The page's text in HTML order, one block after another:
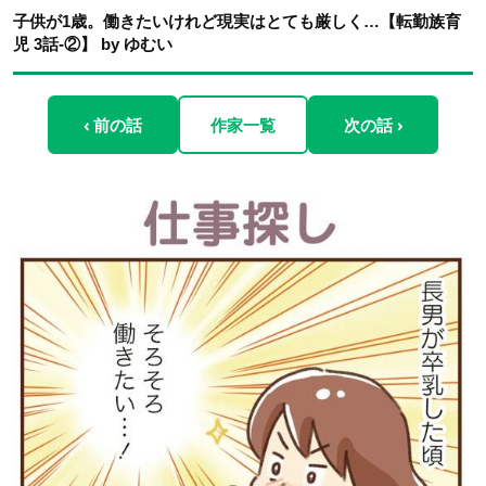
子供が1歳。働きたいけれど現実はとても厳しく…【転勤族育
児 3話-②】 by ゆむい
‹ 前の話 作家一覧 次の話 ›